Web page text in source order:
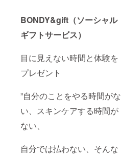
BONDY&gift（ソーシャル
ギフトサービス）
目に見えない時間と体験を
プレゼント
”自分のことをやる時間がな
い、スキンケアする時間が
ない、
自分では払わない、そんな